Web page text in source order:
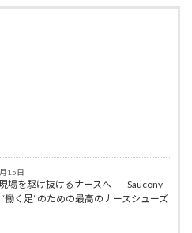
15日
場を駆け抜けるナースへ——Saucony
働く足”のための最高のナースシューズ